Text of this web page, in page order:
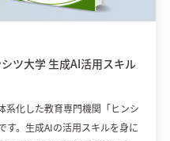
ツ大学 生成AI活用スキル
系化した教育専門機関「ヒンシ
す。生成AIの活用スキルを身に